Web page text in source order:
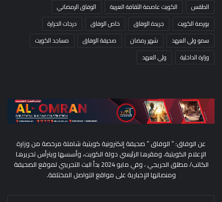
الطقس
الكويت عاصمة الثقافة العربية
الوفاق الرمضاني
بورصة الكويت
جريدة الوفاق خاص الوفاق
درجات الحرارة
سمو ولي العهد
شهر رمضان صحيفة الوفاق
مساجد الكويت
وزارة الداخلية
ولي العهد
عن الوفاق: ” الوفاق ” صحيفة إلكترونية كويتية شاملة مرخصة من وزارة
الإعلام الكويتية، ومقرها الرئيسي دولة الكويت، وأسسها ويترأس تحريرها
الكاتب/ مطلق الحريجي ، وفي مايو 2024 بدأ البث التجريبي لموقع الصحيفة
ومنصاتها الإخبارية على مواقع التواصل المختلفة.